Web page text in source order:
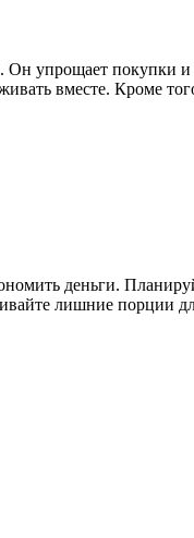
Он упрощает покупки
вместе. Кроме
деньги.
лишние порции